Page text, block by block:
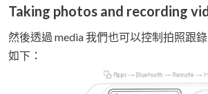
Taking photos and recording
然後透過 media 我們也可以控制拍照跟
如下：